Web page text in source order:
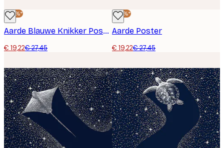
-30%*
Aarde Blauwe Knikker Poster
€ 19,22€ 27,45
-30%*
Aarde Poster
€ 19,22€ 27,45